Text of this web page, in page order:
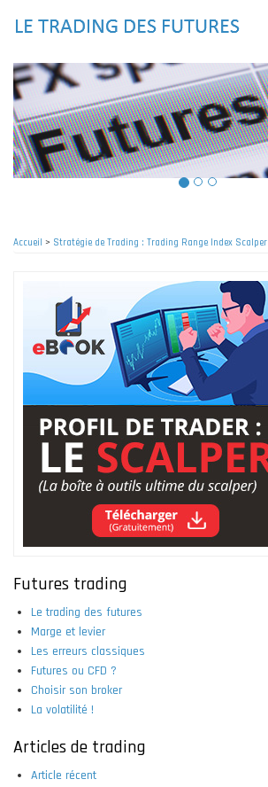
principal
Accueil > Stratégie de Trading : Trading Range Index Scalper
Futures trading
Le trading des futures
Marge et levier
Les erreurs classiques
Futures ou CFD ?
Choisir son broker
La volatilité !
Articles de trading
Article récent